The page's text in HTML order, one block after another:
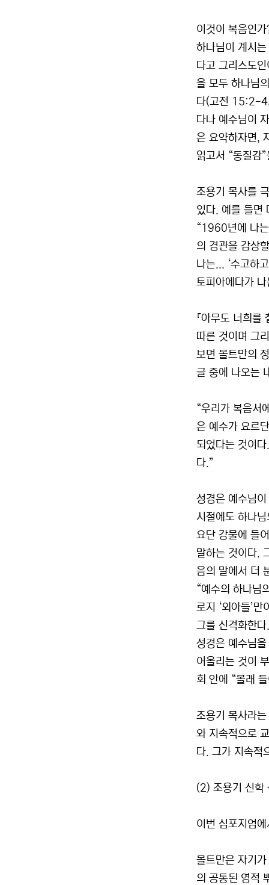
이것이 복음인
하나님이 계시
다고 그리스도
을 모두 하나님
다(고전 15:2-4,
다나 예수님이
은 요약하자면,
읽고서 “동질감
조용기 목사를
있다. 예를 들면
“1960년에 나
의 경관을 감상
나는... ‘수고하
토피아에다가
『아무도 너희
따른 것이며 그
보면 몰트만의
글 중에 나오는
“우리가 복음서
은 예수가 요르
되었다는 것이
다.”
성경은 예수님
시절에도 하나
요단 강물에 들
말하는 것이다.
음의 말에서 더
“예수의 하나님
로지 ‘외아들’
그를 신격화한다
성경은 예수님
어올리는 것이
회 안에 “몰래
조용기 목사라
와 지속적으로
다. 그가 지속적
(2) 조용기 신학
이번 심포지엄
몰트만은 자기
의 공통된 영적